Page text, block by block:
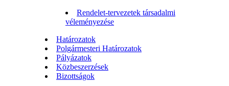
Rendelet-tervezetek társadalmi
véleményezése
Határozatok
Polgármesteri Határozatok
Pályázatok
Közbeszerzések
Bizottságok